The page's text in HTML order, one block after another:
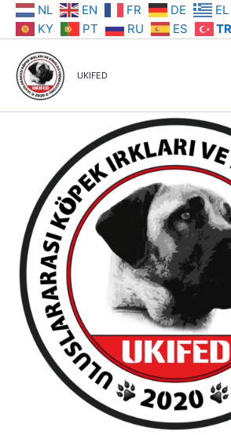
İçeriğe NL EN FR DE EL
KY
PT RU ES TR
UKIFED